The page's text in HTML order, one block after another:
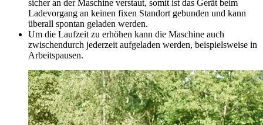
sicher an der Maschine verstaut, somit ist das Gerät beim
Ladevorgang an keinen fixen Standort gebunden und kann
überall spontan geladen werden.
Um die Laufzeit zu erhöhen kann die Maschine auch
zwischendurch jederzeit aufgeladen werden, beispielsweise in
Arbeitspausen.